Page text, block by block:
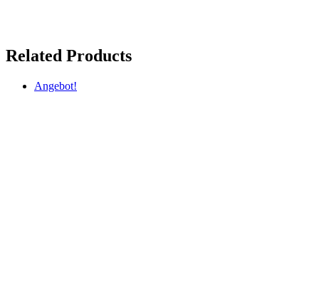
Related Products
Angebot!